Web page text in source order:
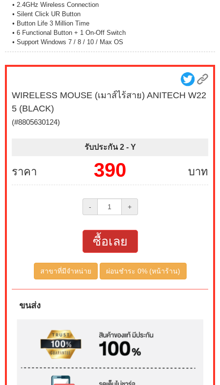
• 2.4GHz Wireless Connection
• Silent Click UR Button
• Button Life 3 Million Time
• 6 Functional Button + 1 On-Off Switch
• Support Windows 7 / 8 / 10 / Max OS
WIRELESS MOUSE (เมาส์ไร้สาย) ANITECH W22
5 (BLACK)
(#8805630124)
รับประกัน 2 - Y
ราคา บาท
390
- +
ซื้อเลย
สาขาที่มีจำหน่าย ผ่อนชำระ 0% (หน้าร้าน)
ขนส่ง